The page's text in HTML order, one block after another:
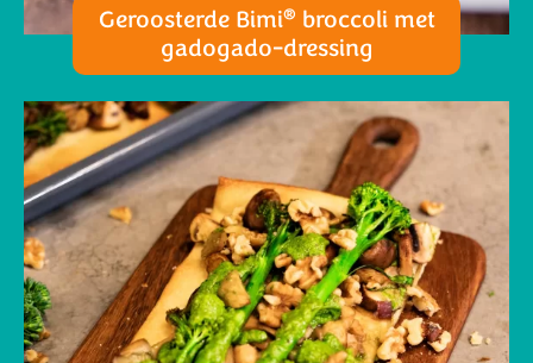
Geroosterde Bimi® broccoli met
gadogado-dressing